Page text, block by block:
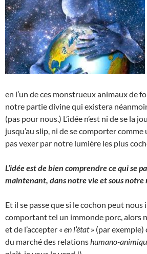
en l’un de ces monstrueux animaux de
notre partie divine qui existera
(pas pour nous.) L’idée n’est ni de se la
jusqu’au slip, ni de se comporter
pas vexer par notre lumière les plus
L’idée est de bien comprendre ce qui se
maintenant, dans notre vie et sous notre
Et il se passe que si le cochon peut nous
comportant tel un immonde porc, alors
et de l’accepter « en l’état» (par
du marché des relations humano-